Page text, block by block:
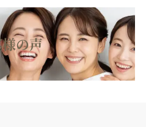
の声